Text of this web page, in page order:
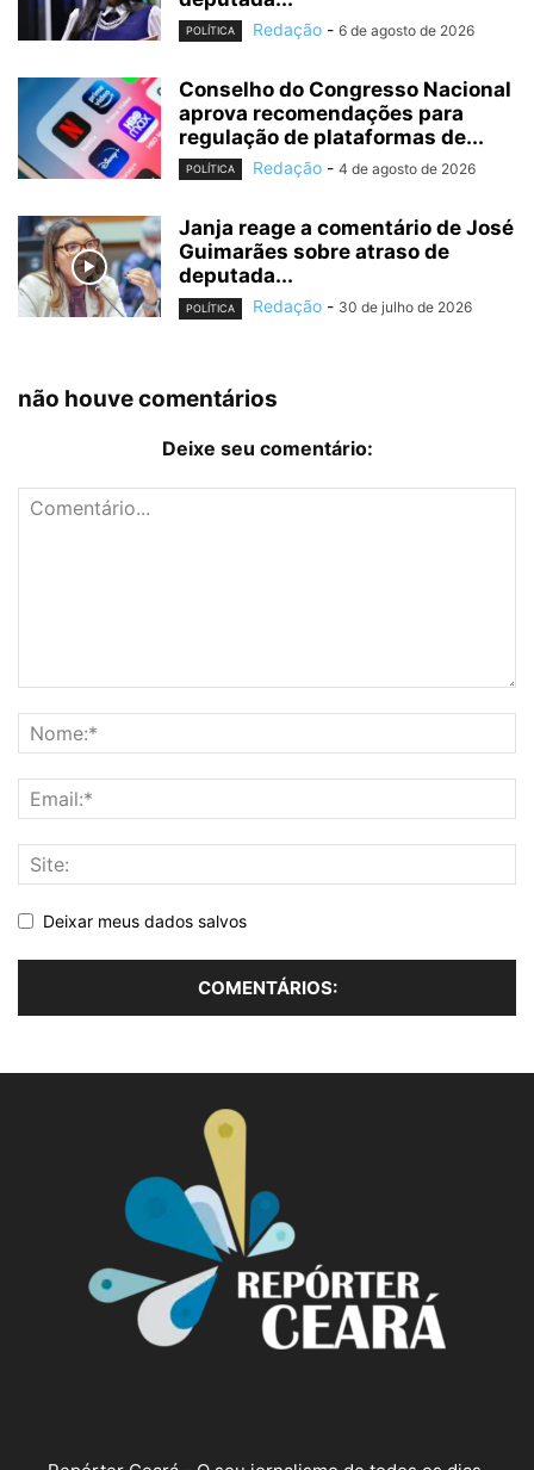
POLÍTICA Redação - 6 de agosto de 2026
Conselho do Congresso Nacional
aprova recomendações para
regulação de plataformas de...
POLÍTICA Redação - 4 de agosto de 2026
Janja reage a comentário de José
Guimarães sobre atraso de
deputada...
POLÍTICA Redação - 30 de julho de 2026
não houve comentários
Deixe seu comentário:
Deixar meus dados salvos